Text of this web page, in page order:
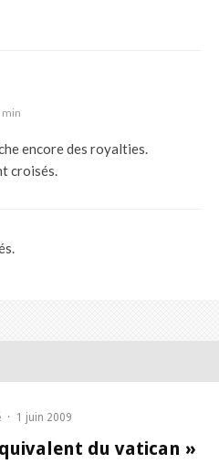
min
encore des royalties.
croisés.
· 1 juin 2009
du vatican »